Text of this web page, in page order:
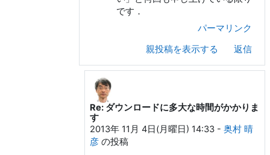
です．
パーマリンク
親投稿を表示する
返信
KUROKI Yusuke への返信
Re: ダウンロードに多大な時間がかかりま
す
2013年 11月 4日(月曜日) 14:33 -奥村 晴
彦 の投稿